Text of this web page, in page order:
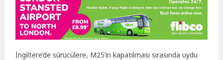
İngiltere’de sürücülere, M25’in kapatılması sırasında uydu